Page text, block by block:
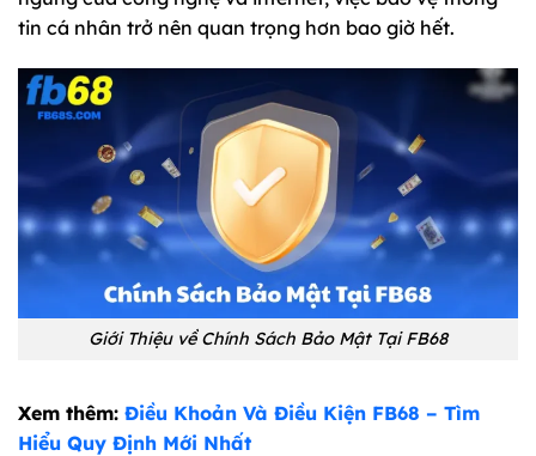
tin cá nhân trở nên quan trọng hơn bao giờ hết.
Giới Thiệu về Chính Sách Bảo Mật Tại FB68
Xem thêm: Điều Khoản Và Điều Kiện FB68 – Tìm
Hiểu Quy Định Mới Nhất